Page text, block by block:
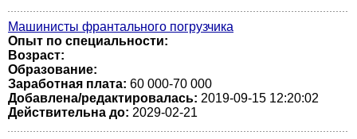
Машинисты франтального погрузчика
Опыт по специальности:
Возраст:
Образование:
Заработная плата: 60 000-70 000
Добавлена/редактировалась: 2019-09-15 12:20:02
Действительна до: 2029-02-21